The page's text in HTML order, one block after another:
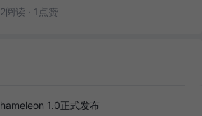
阅读 · 1点赞
1.0正式发布